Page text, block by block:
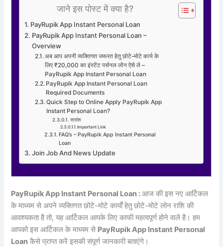
जाने इस पोस्ट में क्या है?
PayRupik App Instant Personal Loan
PayRupik App Instant Personal Loan –
Overview
अब आप अपनी व्यक्तिगत जरूरत हेतु छोटे-मोटे कार्य के
लिए ₹20,000 का इंस्टेंट पर्सनल लोन ऐसे ले –
PayRupik App Instant Personal Loan
PayRupik App Instant Personal Loan
Required Documents
Quick Step to Online Apply PayRupik App
Instant Personal Loan?
सारांश
Important Link
FAQ’s – PayRupik App Instant Personal
Loan
Join Job And News Update
PayRupik App Instant Personal Loan :आज की इस नए आर्टिकल
के माध्यम से अपने व्यक्तिगत छोटे-मोटे कार्यों हेतु छोटे-मोटे लोन राशि की
आवश्यकता है तो, यह आर्टिकल आपके लिए काफी महत्वपूर्ण होने वाले है। हम
आपको इस आर्टिकल के माध्यम से PayRupik App Instant Personal
Loan कैसे प्राप्त करें इसकी संपूर्ण जानकारी बताएंगे।